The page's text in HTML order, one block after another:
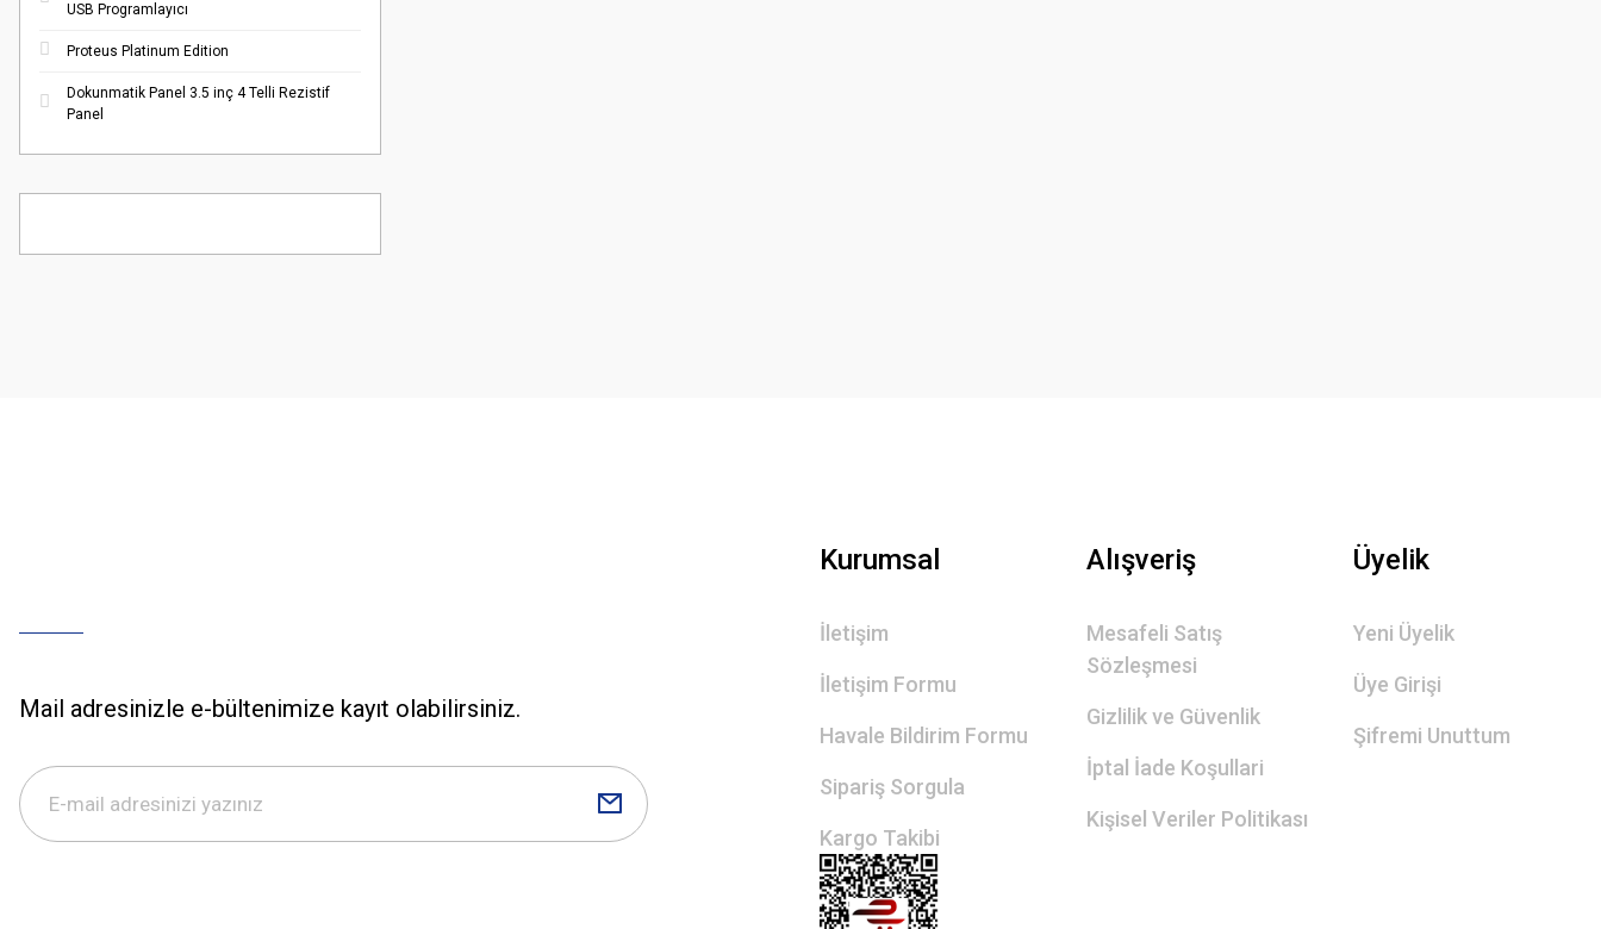
USB Programlayıcı
Proteus Platinum Edition
Dokunmatik Panel 3.5 inç 4 Telli Rezistif
Panel
Mail adresinizle e-bültenimize kayıt olabilirsiniz.
Kurumsal
İletişim
İletişim Formu
Havale Bildirim Formu
Sipariş Sorgula
Kargo Takibi
Alışveriş
Mesafeli Satış
Sözleşmesi
Gizlilik ve Güvenlik
İptal İade Koşullari
Kişisel Veriler Politikası
Üyelik
Yeni Üyelik
Üye Girişi
Şifremi Unuttum